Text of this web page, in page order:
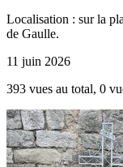
Localisation : sur la
de Gaulle.
11 juin 2026
393 vues au total, 0